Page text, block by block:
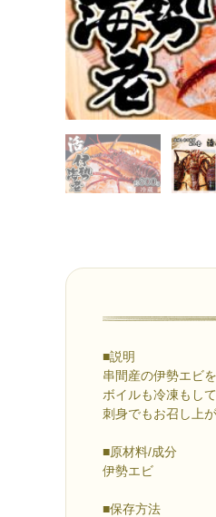
■説明
串間産の伊勢エビ
ボイルも冷凍もし
刺身でもお召し上
■原材料/成分
伊勢エビ
■保存方法